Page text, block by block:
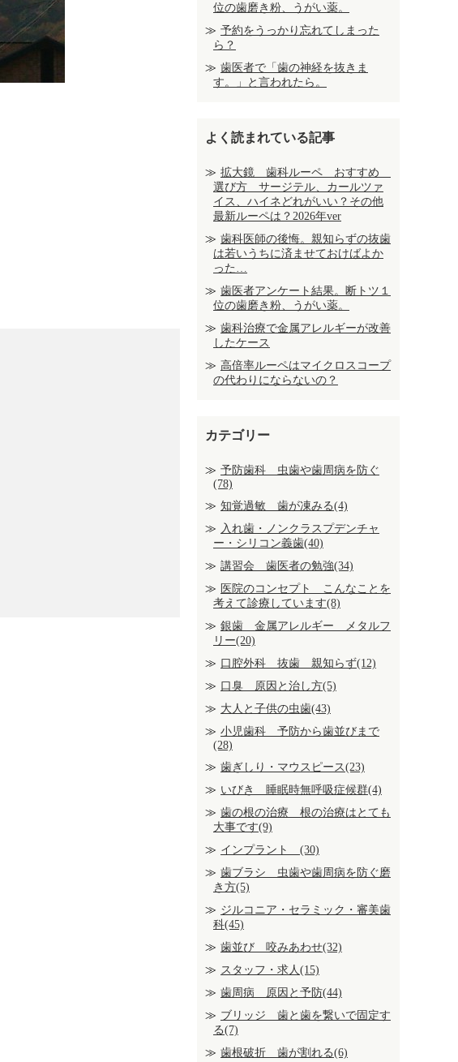
位の歯磨き粉、うがい薬。
予約をうっかり忘れてしまった
ら？
歯医者で「歯の神経を抜きま
す。」と言われたら。
よく読まれている記事
拡大鏡 歯科ルーペ おすすめ
選び方 サージテル、カールツァ
イス、ハイネどれがいい？その他
最新ルーペは？2026年ver
歯科医師の後悔。親知らずの抜歯
は若いうちに済ませておけばよか
った…
歯医者アンケート結果。断トツ１
位の歯磨き粉、うがい薬。
歯科治療で金属アレルギーが改善
したケース
高倍率ルーペはマイクロスコープ
の代わりにならないの？
カテゴリー
予防歯科 虫歯や歯周病を防ぐ
(78)
知覚過敏 歯が凍みる(4)
入れ歯・ノンクラスプデンチャ
ー・シリコン義歯(40)
講習会 歯医者の勉強(34)
医院のコンセプト こんなことを
考えて診療しています(8)
銀歯 金属アレルギー メタルフ
リー(20)
口腔外科 抜歯 親知らず(12)
口臭 原因と治し方(5)
大人と子供の虫歯(43)
小児歯科 予防から歯並びまで
(28)
歯ぎしり・マウスピース(23)
いびき 睡眠時無呼吸症候群(4)
歯の根の治療 根の治療はとても
大事です(9)
インプラント (30)
歯ブラシ 虫歯や歯周病を防ぐ磨
き方(5)
ジルコニア・セラミック・審美歯
科(45)
歯並び 咬みあわせ(32)
スタッフ・求人(15)
歯周病 原因と予防(44)
ブリッジ 歯と歯を繋いで固定す
る(7)
歯根破折 歯が割れる(6)